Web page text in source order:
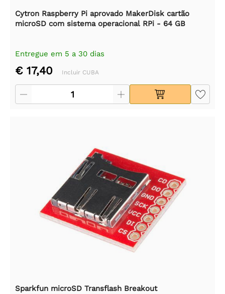
Cytron Raspberry Pi aprovado MakerDisk cartão
microSD com sistema operacional RPi - 64 GB
Entregue em 5 a 30 dias
€ 17,40 Incluir CUBA
Sparkfun microSD Transflash Breakout